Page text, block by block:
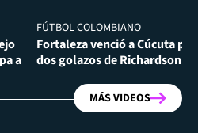
a
FÚTBOL COLOMBIANO
Fortaleza venció a Cúcuta por
dos golazos de Richardson
MÁS VIDEOS